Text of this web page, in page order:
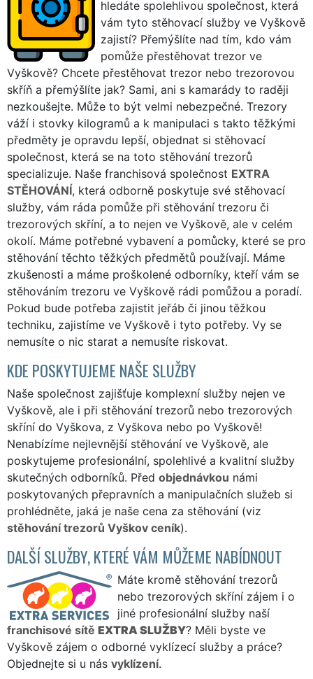
hledáte spolehlivou společnost, která
vám tyto stěhovací služby ve Vyškově
zajistí? Přemýšlíte nad tím, kdo vám
pomůže přestěhovat trezor ve
Vyškově? Chcete přestěhovat trezor nebo trezorovou
skříň a přemýšlíte jak? Sami, ani s kamarády to raději
nezkoušejte. Může to být velmi nebezpečné. Trezory
váží i stovky kilogramů a k manipulaci s takto těžkými
předměty je opravdu lepší, objednat si stěhovací
společnost, která se na toto stěhování trezorů
specializuje. Naše franchisová společnost EXTRA
STĚHOVÁNÍ, která odborně poskytuje své stěhovací
služby, vám ráda pomůže při stěhování trezoru či
trezorových skříní, a to nejen ve Vyškově, ale v celém
okolí. Máme potřebné vybavení a pomůcky, které se pro
stěhování těchto těžkých předmětů používají. Máme
zkušenosti a máme proškolené odborníky, kteří vám se
stěhováním trezoru ve Vyškově rádi pomůžou a poradí.
Pokud bude potřeba zajistit jeřáb či jinou těžkou
techniku, zajistíme ve Vyškově i tyto potřeby. Vy se
nemusíte o nic starat a nemusíte riskovat.
KDE POSKYTUJEME NAŠE SLUŽBY
Naše společnost zajišťuje komplexní služby nejen ve
Vyškově, ale i při stěhování trezorů nebo trezorových
skříní do Vyškova, z Vyškova nebo po Vyškově!
Nenabízíme nejlevnější stěhování ve Vyškově, ale
poskytujeme profesionální, spolehlivé a kvalitní služby
skutečných odborníků. Před objednávkou námi
poskytovaných přepravních a manipulačních služeb si
prohlédněte, jaká je naše cena za stěhování (viz
stěhování trezorů Vyškov ceník).
DALŠÍ SLUŽBY, KTERÉ VÁM MŮŽEME NABÍDNOUT
Máte kromě stěhování trezorů
nebo trezorových skříní zájem i o
jiné profesionální služby naší
franchisové sítě EXTRA SLUŽBY? Měli byste ve
Vyškově zájem o odborné vyklízecí služby a práce?
Objednejte si u nás vyklízení.